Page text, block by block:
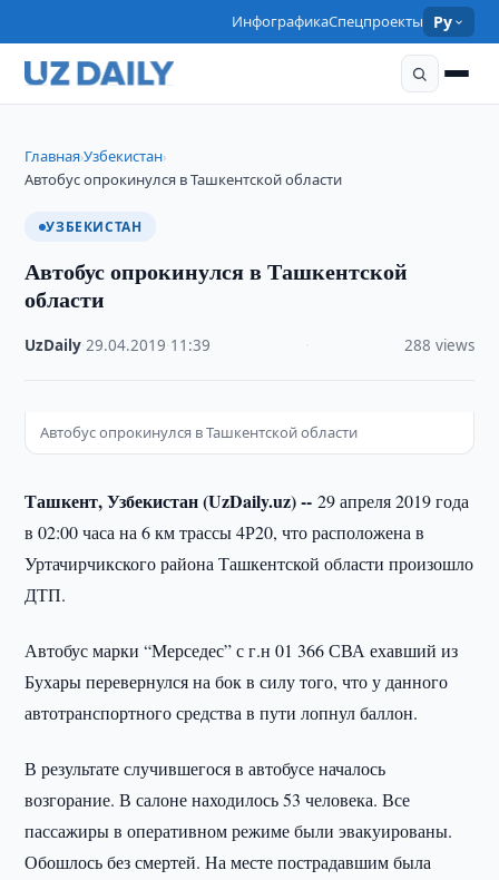
ИнфографикаСпецпроекты Ру
Главная›Узбекистан›
Автобус опрокинулся в Ташкентской области
УЗБЕКИСТАН
Автобус опрокинулся в Ташкентской
области
UzDaily ·29.04.2019 11:39 288 views
Автобус опрокинулся в Ташкентской области
Ташкент, Узбекистан (UzDaily.uz) --29 апреля 2019 года
в 02:00 часа на 6 км трассы 4Р20, что расположена в
Уртачирчикского района Ташкентской области произошло
ДТП.
Автобус марки “Мерседес” с г.н 01 366 СВА ехавший из
Бухары перевернулся на бок в силу того, что у данного
автотранспортного средства в пути лопнул баллон.
В результате случившегося в автобусе началось
возгорание. В салоне находилось 53 человека. Все
пассажиры в оперативном режиме были эвакуированы.
Обошлось без смертей. На месте пострадавшим была